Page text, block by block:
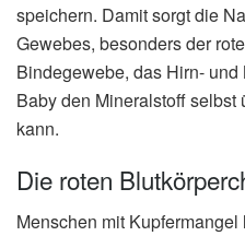
speichern. Damit sorgt die
Gewebes, besonders der
Bindegewebe, das Hirn-
Baby den Mineralstoff
kann.
Die roten
Menschen mit